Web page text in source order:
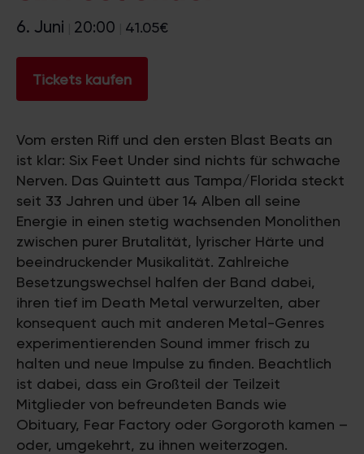
6. Juni 20:00 41.05€
Tickets kaufen
Vom ersten Riff und den ersten Blast Beats an
ist klar: Six Feet Under sind nichts für schwache
Nerven. Das Quintett aus Tampa/Florida steckt
seit 33 Jahren und über 14 Alben all seine
Energie in einen stetig wachsenden Monolithen
zwischen purer Brutalität, lyrischer Härte und
beeindruckender Musikalität. Zahlreiche
Besetzungswechsel halfen der Band dabei,
ihren tief im Death Metal verwurzelten, aber
konsequent auch mit anderen Metal-Genres
experimentierenden Sound immer frisch zu
halten und neue Impulse zu finden. Beachtlich
ist dabei, dass ein Großteil der Teilzeit
Mitglieder von befreundeten Bands wie
Obituary, Fear Factory oder Gorgoroth kamen –
oder, umgekehrt, zu ihnen weiterzogen.